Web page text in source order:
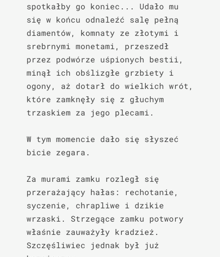
spotkałby go koniec... Udało mu
się w końcu odnaleźć salę pełną
diamentów, komnaty ze złotymi i
srebrnymi monetami, przeszedł
przez podwórze uśpionych bestii,
minął ich obślizgłe grzbiety i
ogony, aż dotarł do wielkich wrót,
które zamknęły się z głuchym
trzaskiem za jego plecami.
W tym momencie dało się słyszeć
bicie zegara.
Za murami zamku rozległ się
przerażający hałas: rechotanie,
syczenie, chrapliwe i dzikie
wrzaski. Strzegące zamku potwory
właśnie zauważyły kradzież.
Szczęśliwiec jednak był już